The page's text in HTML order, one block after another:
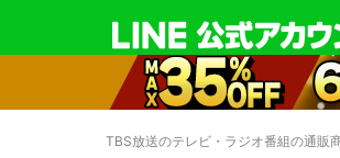
TBS放送のテレビ・ラジオ番組の通販